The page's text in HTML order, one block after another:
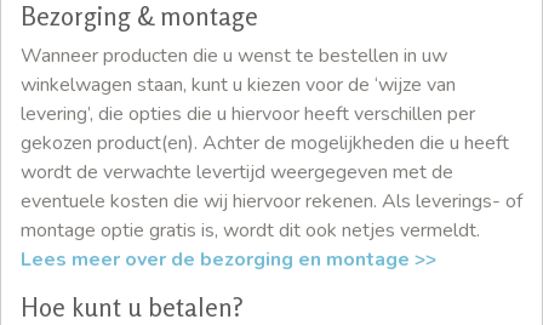
Bezorging & montage
Wanneer producten die u wenst te bestellen in uw
winkelwagen staan, kunt u kiezen voor de ‘wijze van
levering’, die opties die u hiervoor heeft verschillen per
gekozen product(en). Achter de mogelijkheden die u heeft
wordt de verwachte levertijd weergegeven met de
eventuele kosten die wij hiervoor rekenen. Als leverings- of
montage optie gratis is, wordt dit ook netjes vermeldt.
Lees meer over de bezorging en montage >>
Hoe kunt u betalen?